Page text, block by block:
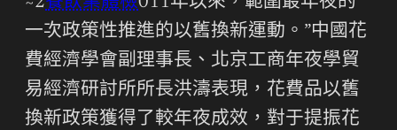
一次政策性推進的以舊換新運動。”中國花
費經濟學會副理事長、北京工商年夜學貿
易經濟研討所所長洪濤表現，花費品以舊
換新政策獲得了較年夜成效，對于提振花